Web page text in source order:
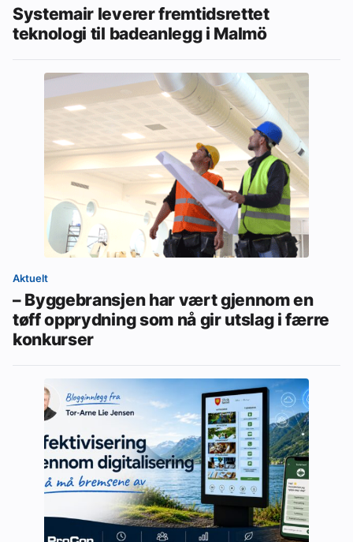
Systemair leverer fremtidsrettet
teknologi til badeanlegg i Malmö
Aktuelt
– Byggebransjen har vært gjennom en
tøff opprydning som nå gir utslag i færre
konkurser